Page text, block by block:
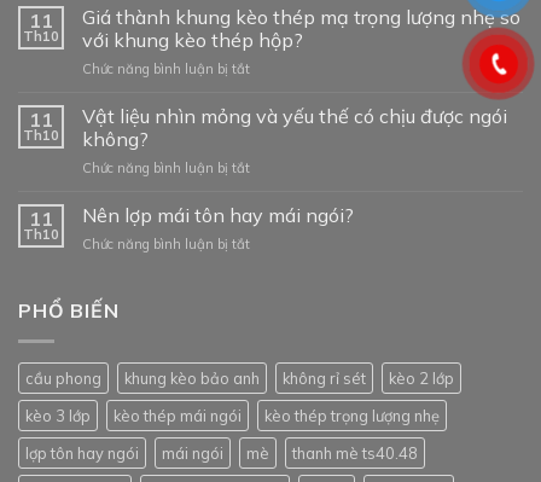
kèo
Bảo
Anh
như
nào?
11
Th10
Giá thành khung kèo thép mạ trọng lượng nhẹ so
với khung kèo thép hộp?
Chức năng bình luận bị tắtở
thành
khung
thép
trọng
lượng
nhẹ
hộp?
11
Th10
Vật liệu nhìn mỏng và yếu thế có chịu được ngói
không?
Chức năng bình luận bị tắtở
nhìn
mỏng
được
ngói
không?
11
Th10
Nên lợp mái tôn hay mái ngói?
Chức năng bình luận bị tắtở
mái
ngói?
PHỔ BIẾN
cầu phong khung kèo bảo anh không rỉ sét
kèo 2 lớp
kèo 3 lớp
kèo thép mái ngói
kèo thép trọng lượng nhẹ
lợp tôn hay ngói
mái ngói mè
thanh mè ts40.48